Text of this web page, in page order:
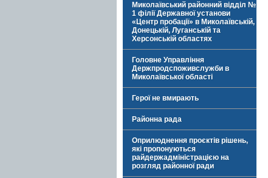
Миколаївський районний відділ №
1 філії Державної установи
«Центр пробації» в Миколаївській,
Донецькій, Луганській та
Херсонській областях
Головне Управління
Держпродспоживслужби в
Миколаївської області
Герої не вмирають
Районна рада
Оприлюднення проєктів рішень,
які пропонуються
райдержадміністрацією на
розгляд районної ради